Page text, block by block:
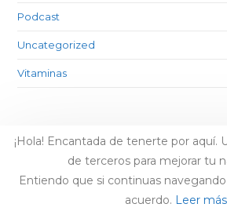
Podcast
Uncategorized
Vitaminas
¡Hola! Encantada de tenerte por aquí.
de terceros para mejorar tu
Entiendo que si continuas
acuerdo. Leer más